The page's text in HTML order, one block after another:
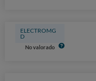
ELECTROMG
D
No valorado